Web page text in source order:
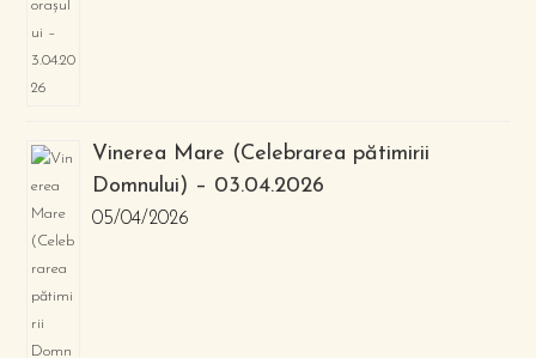
Vinerea Mare (Celebrarea pătimirii
Domnului) – 03.04.2026
05/04/2026